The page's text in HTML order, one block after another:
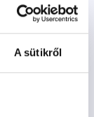
A sütikről
egy